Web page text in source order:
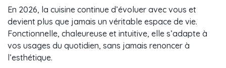
En 2026, la cuisine continue d’évoluer avec vous et
devient plus que jamais un véritable espace de vie.
Fonctionnelle, chaleureuse et intuitive, elle s’adapte à
vos usages du quotidien, sans jamais renoncer à
l’esthétique.